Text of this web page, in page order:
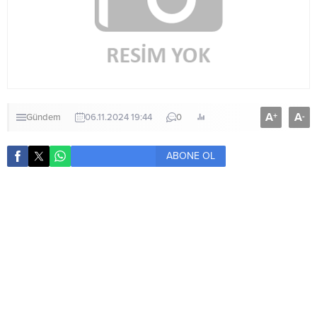
Gündem 06.11.2024 19:44 0 A+ A-
ABONE OL